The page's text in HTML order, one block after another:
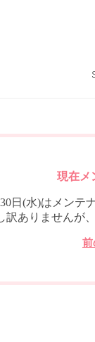
現在メ
日(水)はメンテ
訳ありませんが
前